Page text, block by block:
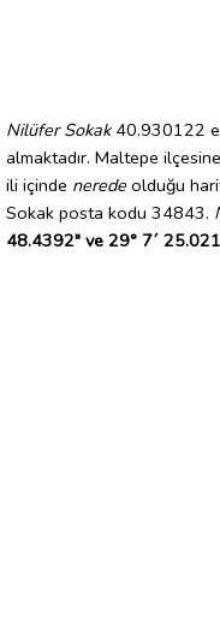
Nilüfer Sokak40.930122
almaktadır. Maltepe ilçesine
ili içinde nerede olduğu
Sokak posta kodu 34843.
48.4392" ve 29° 7´